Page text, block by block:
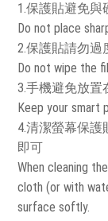
1.保護貼避免與
Do not place
2.保護貼請勿過
Do not wipe the
3.手機避免放置
Keep your smart
4.清潔螢幕保
即可
When cleaning
cloth (or with
surface softly.